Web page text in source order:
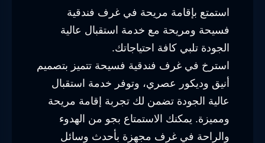
استمتع بإقامة مريحة في غرف فندقية
فسيحة ومريحة مع خدمة استقبال عالية
الجودة تلبي كافة احتياجاتك.
استرخ في غرف فندقية فسيحة تتميز بتصميم
أنيق وديكور عصري، وتوفر خدمة استقبال
عالية الجودة تضمن لك تجربة إقامة مريحة
ومميزة. يمكنك الاستمتاع بجو من الهدوء
والراحة في غرف مجهزة بأحدث وسائل